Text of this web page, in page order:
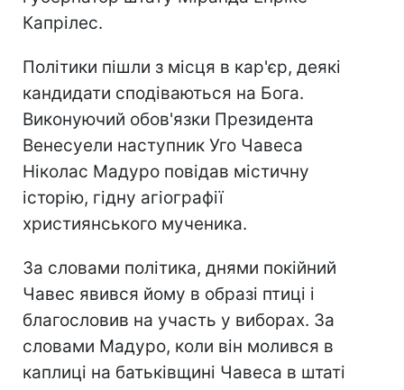
Капрілес.
Політики пішли з місця в кар'єр, деякі
кандидати сподіваються на Бога.
Виконуючий обов'язки Президента
Венесуели наступник Уго Чавеса
Ніколас Мадуро повідав містичну
історію, гідну агіографії
християнського мученика.
За словами політика, днями покійний
Чавес явився йому в образі птиці і
благословив на участь у виборах. За
словами Мадуро, коли він молився в
каплиці на батьківщині Чавеса в штаті